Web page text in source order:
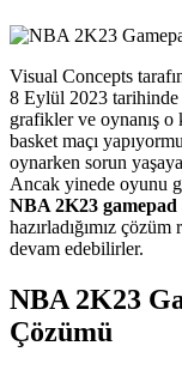
Visual Concepts
8 Eylül 2023 tarihinde
grafikler ve oynanış
basket maçı
oynarken sorun
Ancak yinede oyunu
NBA 2K23 gamepad
hazırladığımız
devam edebilirler.
NBA 2K23
Çözümü